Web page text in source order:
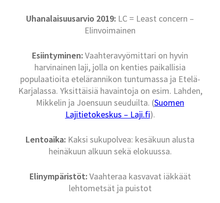
Uhanalaisuusarvio 2019: LC = Least concern –
Elinvoimainen
Esiintyminen:Vaahteravyömittari on hyvin
harvinainen laji, jolla on kenties paikallisia
populaatioita etelärannikon tuntumassa ja Etelä-
Karjalassa. Yksittäisiä havaintoja on esim. Lahden,
Mikkelin ja Joensuun seuduilta. (Suomen
Lajitietokeskus – Laji.fi).
Lentoaika: Kaksi sukupolvea: kesäkuun alusta
heinäkuun alkuun sekä elokuussa.
Elinympäristöt:Vaahteraa kasvavat iäkkäät
lehtometsät ja puistot